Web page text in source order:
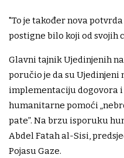
"To je također nova
postigne bilo koji od svojih
Glavni tajnik Ujedinjenih
poručio je da su
implementaciju dogovora
humanitarne pomoći
pate”. Na brzu isporuku
Abdel Fatah al-Sisi,
Pojasu Gaze.